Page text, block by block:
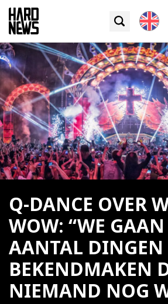
Q-DANCE OVER
WOW: “WE GAAN
AANTAL DINGEN
BEKENDMAKEN
NIEMAND NOG